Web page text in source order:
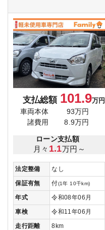
支払総額 101.9万円
車両本体
93万円
諸費用
8.9万円
ローン支払額
月々 1.1万円～
法定整備
なし
保証有無
付(1年 10千km)
年式
令和08年06月
車検
令和11年06月
走行距離
8km